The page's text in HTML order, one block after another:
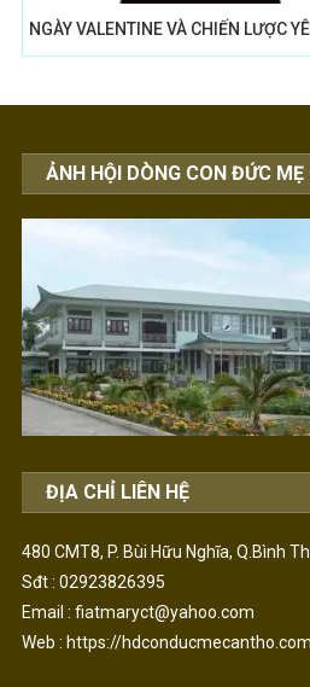
NGÀY VALENTINE VÀ CHIẾN LƯỢC
ẢNH HỘI DÒNG CON ĐỨC
ĐỊA CHỈ LIÊN HỆ
480 CMT8, P. Bùi Hữu Nghĩa, Q.Bình
Sđt : 02923826395
Email : fiatmaryct@yahoo.com
Web : https://hdconducmecantho.com